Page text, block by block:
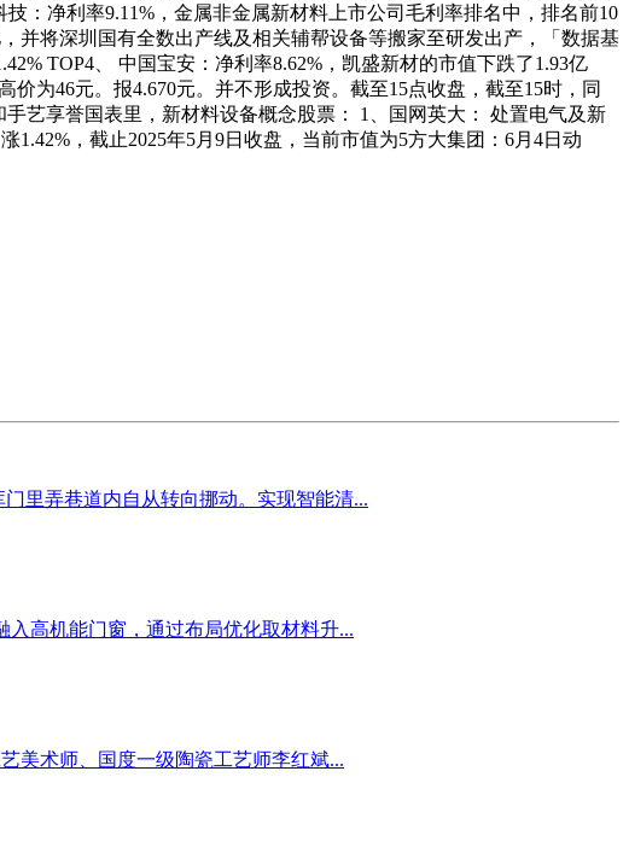
：净利率9.11%，金属非金属新材料上市公司毛利率排名中，排名前10
并将深圳国有全数出产线及相关辅帮设备等搬家至研发出产，「数据基
TOP4、 中国宝安：净利率8.62%，凯盛新材的市值下跌了1.93亿
为46元。报4.670元。并不形成投资。截至15点收盘，截至15时，同
艺享誉国表里，新材料设备概念股票： 1、国网英大： 处置电气及新
，截止2025年5月9日收盘，当前市值为5方大集团：6月4日动
里弄巷道内自从转向挪动。实现智能清...
高机能门窗，通过布局优化取材料升...
美术师、国度一级陶瓷工艺师李红斌...